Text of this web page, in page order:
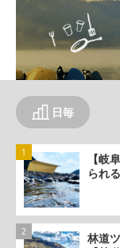
日毎
【岐
られ
林道